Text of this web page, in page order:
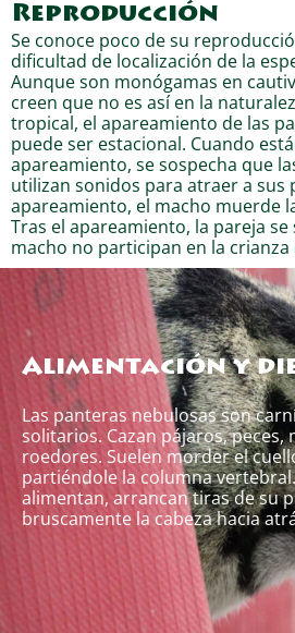
Reproducción
Se conoce poco de su
dificultad de localización de la
Aunque son monógamas en
creen que no es así en la
tropical, el apareamiento de las
puede ser estacional. Cuando
apareamiento, se sospecha que
utilizan sonidos para atraer a sus
apareamiento, el macho muerde
Tras el apareamiento, la pareja
macho no participan en la crianza
Alimentación y
Las panteras nebulosas son
solitarios. Cazan pájaros, peces,
roedores. Suelen morder el
partiéndole la columna
alimentan, arrancan tiras de su
bruscamente la cabeza hacia